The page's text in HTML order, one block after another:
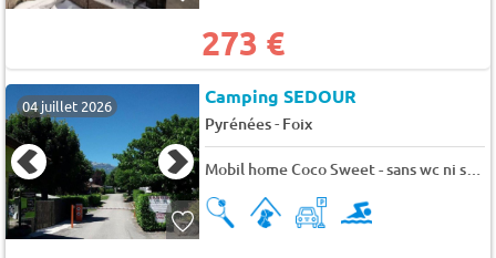
273 €
04 juillet 2026 Camping SEDOUR
Pyrénées- Foix
Mobil home Coco Sweet - sans wc ni salle de bain, proche du bloc sanitaire) 4 pers.